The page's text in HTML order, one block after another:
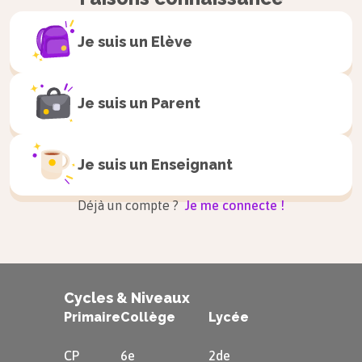
Je suis un Elève
Je suis un Parent
Je suis un Enseignant
Déjà un compte ? Je me connecte !
Cycles & Niveaux
Primaire
CP
Collège
6e
Lycée
2de